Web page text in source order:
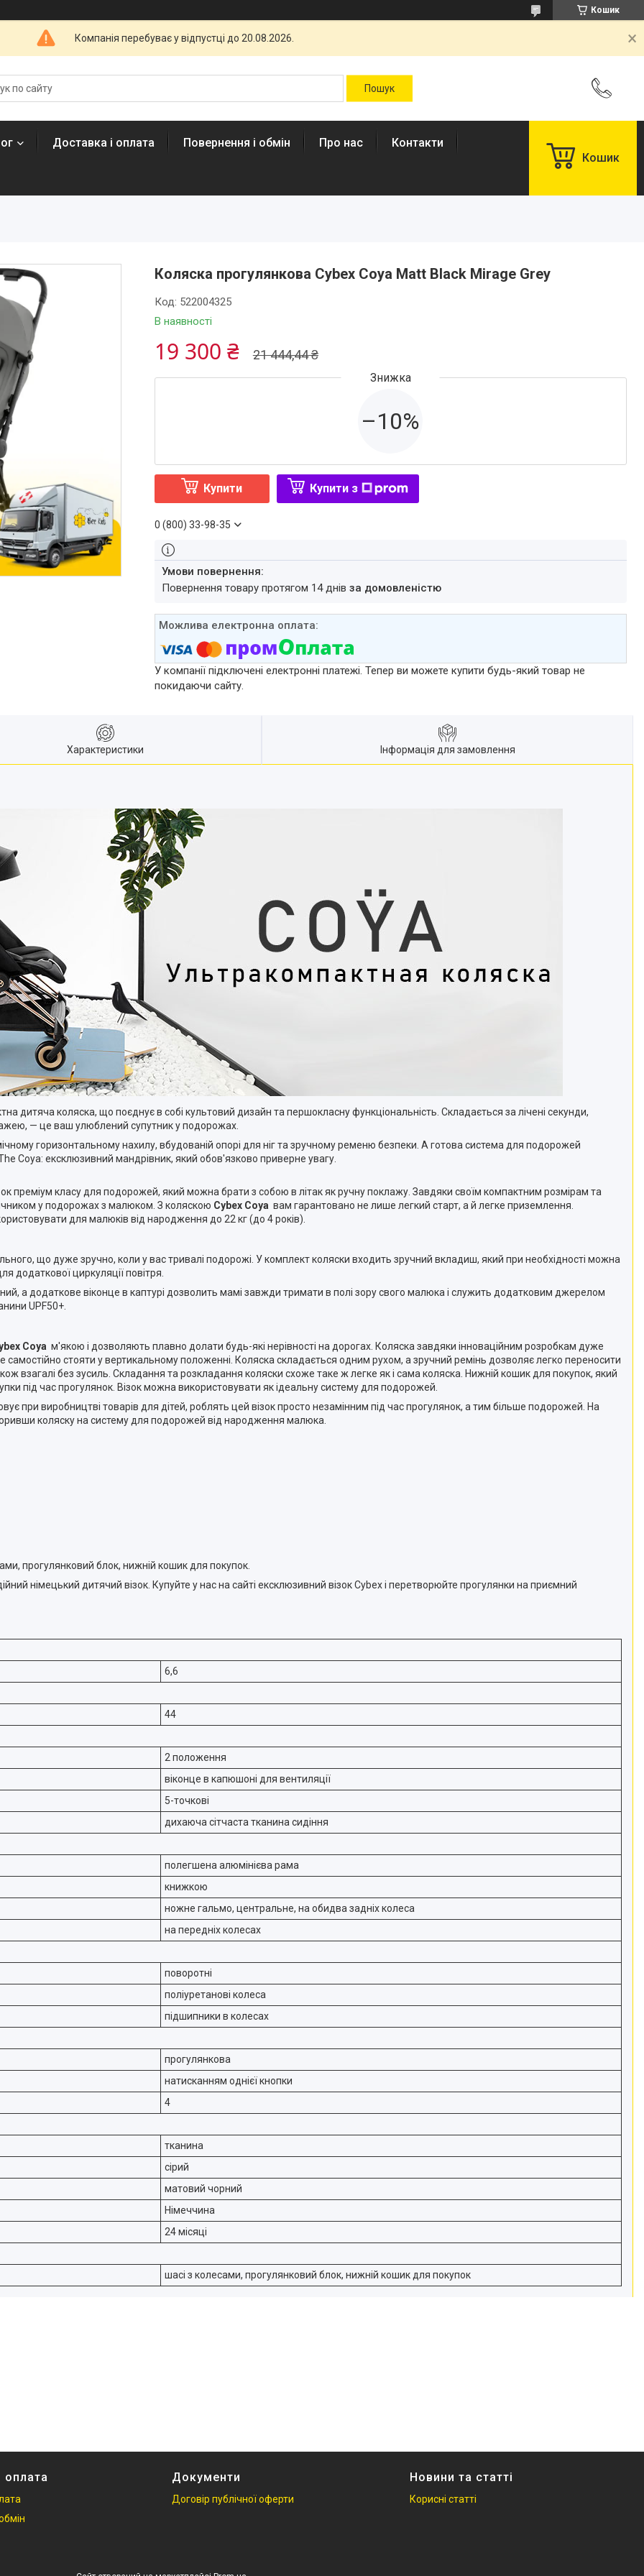
Кошик
Компанія перебуває у відпустці до 20.08.2026.
Доставка і оплата Повернення і обмін Про нас
Контакти
Кошик
Коляска прогулянкова Cybex Coya Matt Black Mirage Grey
В наявності
Код: 522004325
21 444,44 ₴
19 300 ₴
–10%
Купити Купити з
0 (800) 33-98-35
повернення товару протягом 14 днів за домовленістю
У компанії підключені електронні платежі. Тепер ви можете купити будь-який товар не
покидаючи сайту.
Характеристики Інформація для замовлення
дитяча коляска, що поєднує в собі культовий дизайн та першокласну функціональність. Складається за лічені секунди,
— це ваш улюблений супутник у подорожах.
горизонтальному нахилу, вбудованій опорі для ніг та зручному ременю безпеки. А готова система для подорожей
Coya: ексклюзивний мандрівник, який обов'язково приверне увагу.
преміум класу для подорожей, який можна брати з собою в літак як ручну поклажу. Завдяки своїм компактним розмірам та
у подорожах з малюком. З коляскою Cybex Coya вам гарантовано не лише легкий старт, а й легке приземлення.
для малюків від народження до 22 кг (до 4 років).
що дуже зручно, коли у вас тривалі подорожі. У комплект коляски входить зручний вкладиш, який при необхідності можна
додаткової циркуляції повітря.
а додаткове віконце в каптурі дозволить мамі завжди тримати в полі зору свого малюка і служить додатковим джерелом
UPF50+.
Coya м'якою і дозволяють плавно долати будь-які нерівності на дорогах. Коляска завдяки інноваційним розробкам дуже
самостійно стояти у вертикальному положенні. Коляска складається одним рухом, а зручний ремінь дозволяє легко переносити
взагалі без зусиль. Складання та розкладання коляски схоже таке ж легке як і сама коляска. Нижній кошик для покупок, який
під час прогулянок. Візок можна використовувати як ідеальну систему для подорожей.
при виробництві товарів для дітей, роблять цей візок просто незамінним під час прогулянок, а тим більше подорожей. На
коляску на систему для подорожей від народження малюка.
прогулянковий блок, нижній кошик для покупок.
німецький дитячий візок. Купуйте у нас на сайті ексклюзивний візок Cybex і перетворюйте прогулянки на приємний
6,6
44
2 положення
віконце в капюшоні для вентиляції
5-точкові
дихаюча сітчаста тканина сидіння
полегшена алюмінієва рама
книжкою
ножне гальмо, центральне, на обидва задніх колеса
на передніх колесах
поворотні
поліуретанові колеса
підшипники в колесах
прогулянкова
натисканням однієї кнопки
4
тканина
сірий
матовий чорний
Німеччина
24 місяці
шасі з колесами, прогулянковий блок, нижній кошик для покупок
оплата Документи
Договір публічної оферти
Новини та статті
Корисні статті